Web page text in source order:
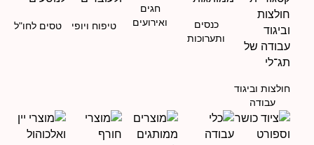
חולצות וביגוד
עבודה
כנסים
ותערוכות
חגים
ואירועים
טיפוח ויופי טסים לחו"ל